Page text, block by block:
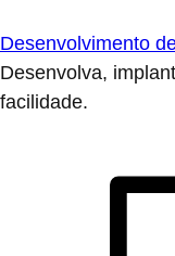
Desenvolvimento
Desenvolva,
facilidade.